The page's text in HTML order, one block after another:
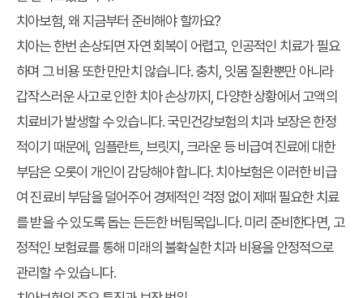
치아보험, 왜 지금부터 준비해야 할까요?
치아는 한번 손상되면 자연 회복이 어렵고, 인공적인 치료가 필요
하며 그 비용 또한 만만치 않습니다. 충치, 잇몸 질환뿐만 아니라
갑작스러운 사고로 인한 치아 손상까지, 다양한 상황에서 고액의
치료비가 발생할 수 있습니다. 국민건강보험의 치과 보장은 한정
적이기 때문에, 임플란트, 브릿지, 크라운 등 비급여 진료에 대한
부담은 오롯이 개인이 감당해야 합니다. 치아보험은 이러한 비급
여 진료비 부담을 덜어주어 경제적인 걱정 없이 제때 필요한 치료
를 받을 수 있도록 돕는 든든한 버팀목입니다. 미리 준비한다면, 고
정적인 보험료를 통해 미래의 불확실한 치과 비용을 안정적으로
관리할 수 있습니다.